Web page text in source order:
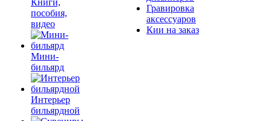
Книги,
пособия,
видео
Мини-
бильярд
Интерьер
бильярдной
Гравировка
аксессуаров
Кии на заказ